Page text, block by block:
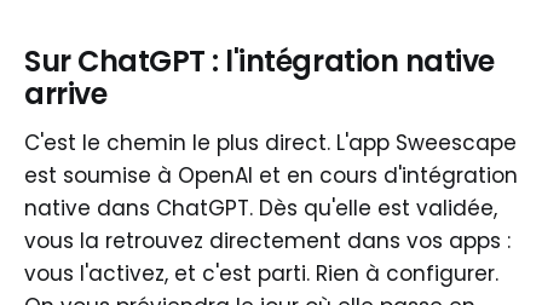
Sur ChatGPT : l'intégration native
arrive
C'est le chemin le plus direct. L'app Sweescape
est soumise à OpenAI et en cours d'intégration
native dans ChatGPT. Dès qu'elle est validée,
vous la retrouvez directement dans vos apps :
vous l'activez, et c'est parti. Rien à configurer.